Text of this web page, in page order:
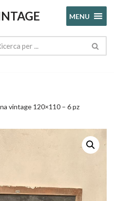
MENU
vintage 120×110 – 6 pz